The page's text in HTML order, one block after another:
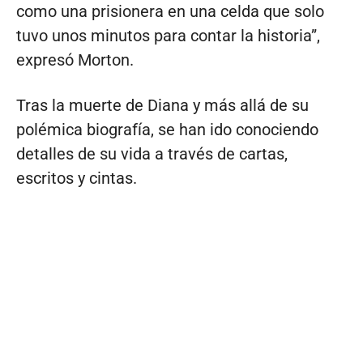
como una prisionera en una celda que solo
tuvo unos minutos para contar la historia”,
expresó Morton.
Tras la muerte de Diana y más allá de su
polémica biografía, se han ido conociendo
detalles de su vida a través de cartas,
escritos y cintas.